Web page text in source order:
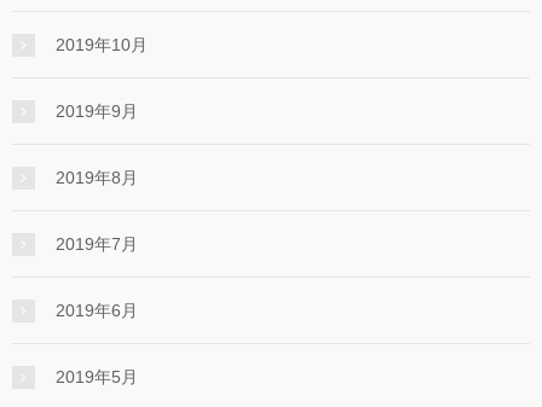
2019年10月
2019年9月
2019年8月
2019年7月
2019年6月
2019年5月